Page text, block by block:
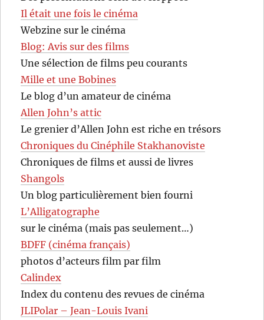
Il était une fois le cinéma
Webzine sur le cinéma
Blog: Avis sur des films
Une sélection de films peu courants
Mille et une Bobines
Le blog d’un amateur de cinéma
Allen John’s attic
Le grenier d’Allen John est riche en trésors
Chroniques du Cinéphile Stakhanoviste
Chroniques de films et aussi de livres
Shangols
Un blog particulièrement bien fourni
L’Alligatographe
sur le cinéma (mais pas seulement…)
BDFF (cinéma français)
photos d’acteurs film par film
Calindex
Index du contenu des revues de cinéma
JLIPolar – Jean-Louis Ivani